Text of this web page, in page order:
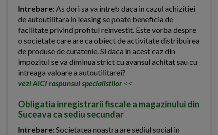
Intrebare:As dori sa va intreb daca in cazul achizitiei
de autoutilitara in leasing se poate beneficia de
facilitate privind profitul reinvestit. Este vorba despre
o societate care are ca obiect de activitate distribuirea
de produse de curatenie. Si daca in acest caz din
impozitul se va diminua strict cu avansul achitat sau cu
intreaga valoare a autoutilitarei?
vezi AICI raspunsul specialistilor <<
Obligatia inregistrarii fiscale a magazinului din
Suceava ca sediu secundar
Intrebare:Societatea noastra are sediul social in